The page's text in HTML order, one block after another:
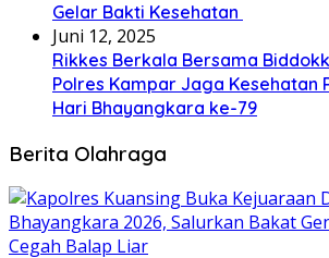
Gelar Bakti Kesehatan
Juni 12, 2025
Rikkes Berkala Bersama
Polres Kampar Jaga Kesehatan
Hari Bhayangkara ke-79
Berita Olahraga